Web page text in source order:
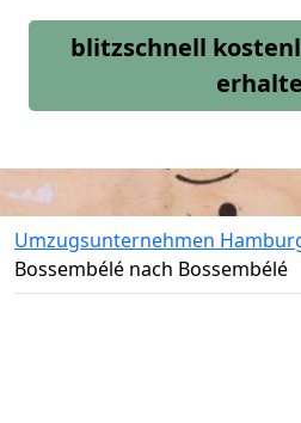
blitzschnell
Umzugsunternehmen
Bossembélé nach Bossembélé